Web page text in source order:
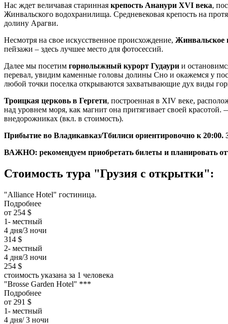
Нас ждет величавая старинная крепость Ананури XVI века,
Жинвальского водохранилища. Средневековая крепость на
долину Арагви.
Несмотря на свое искусственное происхождение, Жинвальское
пейзажи – здесь лучшее место для фотосессий.
Далее мы посетим горнолыжный курорт Гудаури и
перевал, увидим каменные головы долины Сно и окажемся у
любой точки поселка открываются захватывающие дух виды
Троицкая церковь в Гергети, построенная в XIV веке,
над уровнем моря, как магнит она притягивает своей
внедорожниках (вкл. в стоимость).
Прибытие во Владикавказ/Тбилиси ориентировочно к 20:00.
ВАЖНО: рекомендуем приобретать билеты и планировать
Стоимость тура "Грузия с открытки":
"Alliance Hotel" гостиница.
Подробнее
от 254 $
1- местный
4 дня/3 ночи
314 $
2- местный
4 дня/3 ночи
254 $
стоимость указана за 1 человека
"Brosse Garden Hotel" ***
Подробнее
от 291 $
1- местный
4 дня/ 3 ночи